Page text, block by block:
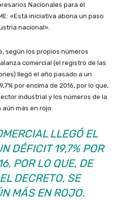
Nacionales para el
«Está iniciativa abona un paso
nacional».
según los propios números
comercial (el registro de las
llegó el año pasado a un
por encima de 2016, por lo que,
industrial y los números de la
más en rojo.
LLEGÓ EL
DÉFICIT19,7% POR
POR LO QUE, DE
DECRETO, SE
MÁS EN ROJO.